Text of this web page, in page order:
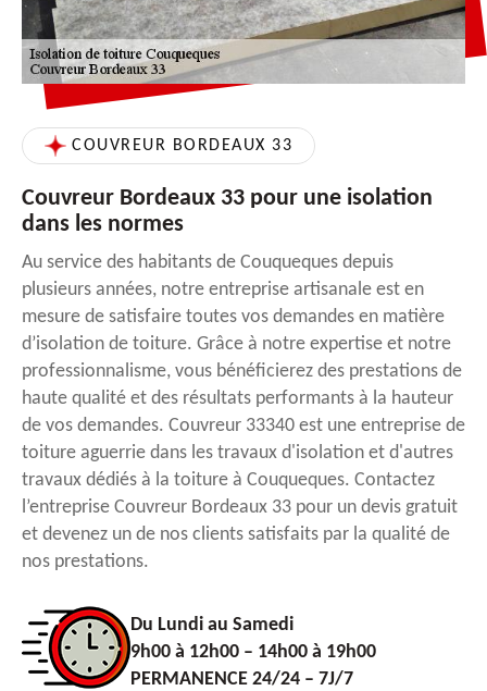
COUVREUR BORDEAUX 33
Couvreur Bordeaux 33 pour une isolation
dans les normes
Au service des habitants de Couqueques depuis
plusieurs années, notre entreprise artisanale est en
mesure de satisfaire toutes vos demandes en matière
d’isolation de toiture. Grâce à notre expertise et notre
professionnalisme, vous bénéficierez des prestations de
haute qualité et des résultats performants à la hauteur
de vos demandes. Couvreur 33340 est une entreprise de
toiture aguerrie dans les travaux d'isolation et d'autres
travaux dédiés à la toiture à Couqueques. Contactez
l’entreprise Couvreur Bordeaux 33 pour un devis gratuit
et devenez un de nos clients satisfaits par la qualité de
nos prestations.
Du Lundi au Samedi
9h00 à 12h00 – 14h00 à 19h00
PERMANENCE 24/24 – 7J/7